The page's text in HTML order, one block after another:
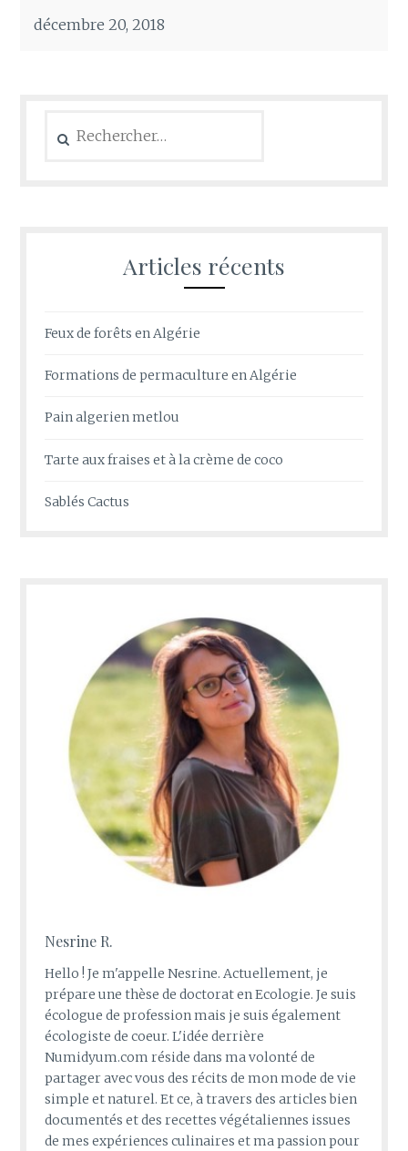
décembre 20, 2018
Articles récents
Feux de forêts en Algérie
Formations de permaculture en Algérie
Pain algerien metlou
Tarte aux fraises et à la crème de coco
Sablés Cactus
Nesrine R.
Hello ! Je m'appelle Nesrine. Actuellement, je
prépare une thèse de doctorat en Ecologie. Je suis
écologue de profession mais je suis également
écologiste de coeur. L'idée derrière
Numidyum.com réside dans ma volonté de
partager avec vous des récits de mon mode de vie
simple et naturel. Et ce, à travers des articles bien
documentés et des recettes végétaliennes issues
de mes expériences culinaires et ma passion pour